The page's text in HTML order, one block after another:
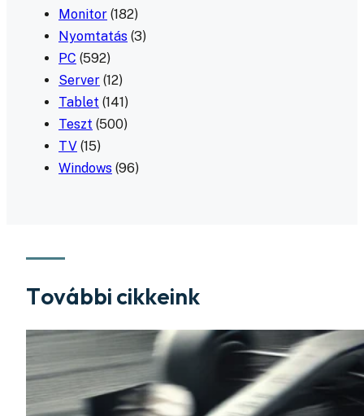
Monitor (182)
Nyomtatás (3)
PC (592)
Server (12)
Tablet (141)
Teszt (500)
TV (15)
Windows (96)
További cikkeink